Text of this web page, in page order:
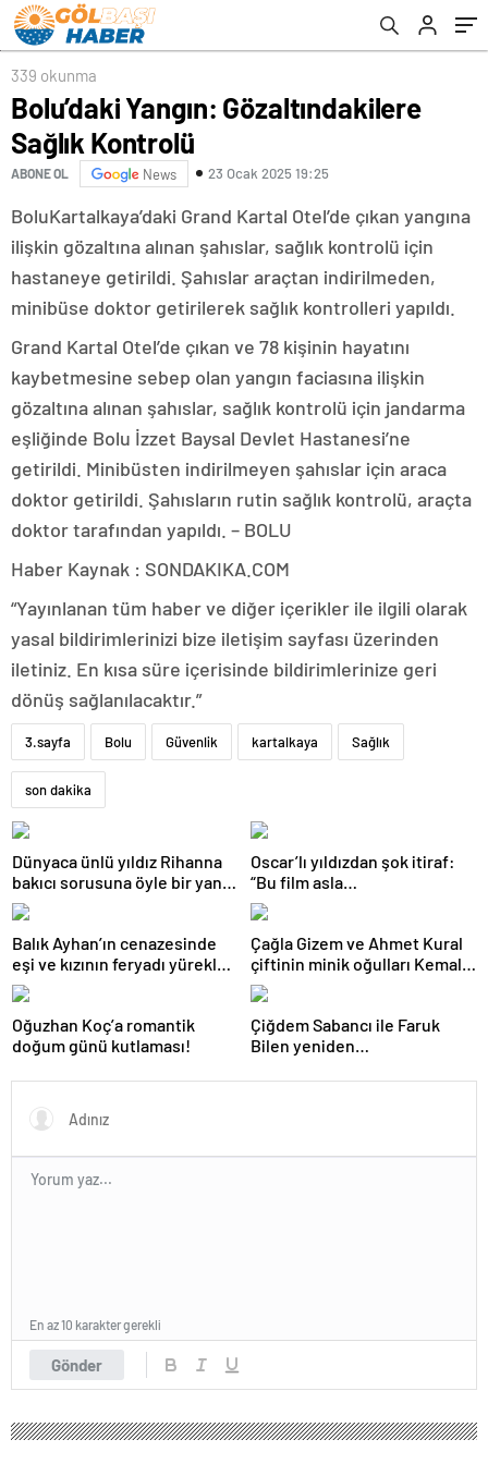
339 okunma
Bolu’daki Yangın: Gözaltındakilere
Sağlık Kontrolü
ABONE OL News 23 Ocak 2025 19:25
BoluKartalkaya’daki Grand Kartal Otel’de çıkan yangına
ilişkin gözaltına alınan şahıslar, sağlık kontrolü için
hastaneye getirildi. Şahıslar araçtan indirilmeden,
minibüse doktor getirilerek sağlık kontrolleri yapıldı.
Grand Kartal Otel’de çıkan ve 78 kişinin hayatını
kaybetmesine sebep olan yangın faciasına ilişkin
gözaltına alınan şahıslar, sağlık kontrolü için jandarma
eşliğinde Bolu İzzet Baysal Devlet Hastanesi’ne
getirildi. Minibüsten indirilmeyen şahıslar için araca
doktor getirildi. Şahısların rutin sağlık kontrolü, araçta
doktor tarafından yapıldı. – BOLU
Haber Kaynak : SONDAKIKA.COM
“Yayınlanan tüm haber ve diğer içerikler ile ilgili olarak
yasal bildirimlerinizi bize iletişim sayfası üzerinden
iletiniz. En kısa süre içerisinde bildirimlerinize geri
dönüş sağlanılacaktır.”
3.sayfa Bolu Güvenlik kartalkaya Sağlık
son dakika
Dünyaca ünlü yıldız Rihanna
bakıcı sorusuna öyle bir yanıt
verdi ki! “35 yıl boyunca…”
Oscar’lı yıldızdan şok itiraf:
“Bu film asla
yayınlanmamalıydı!”
Balık Ayhan’ın cenazesinde
eşi ve kızının feryadı yürekleri
dağladı: “Baba kalk canım
yanıyor!”
Çağla Gizem ve Ahmet Kural
çiftinin minik oğulları Kemal, 1
yaşına bastı! İşte doğum
gününden kareler!
Oğuzhan Koç’a romantik
doğum günü kutlaması!
Çiğdem Sabancı ile Faruk
Bilen yeniden
damadı, eski eşinin hapis
Gönder
En az 10 karakter gerekli